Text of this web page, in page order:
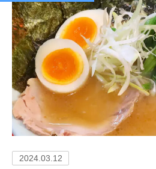
2024.03.12